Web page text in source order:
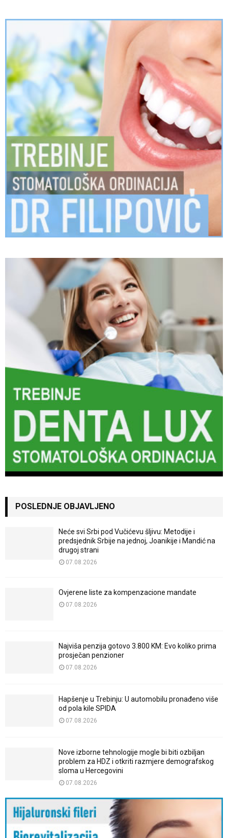
POSLEDNJE OBJAVLJENO
Neće svi Srbi pod Vučićevu šljivu: Metodije i
predsjednik Srbije na jednoj, Joanikije i Mandić na
drugoj strani
07.08.2026
Ovjerene liste za kompenzacione mandate
07.08.2026
Najviša penzija gotovo 3.800 KM: Evo koliko prima
prosječan penzioner
07.08.2026
Hapšenje u Trebinju: U automobilu pronađeno više
od pola kile SPIDA
07.08.2026
Nove izborne tehnologije mogle bi biti ozbiljan
problem za HDZ i otkriti razmjere demografskog
sloma u Hercegovini
07.08.2026